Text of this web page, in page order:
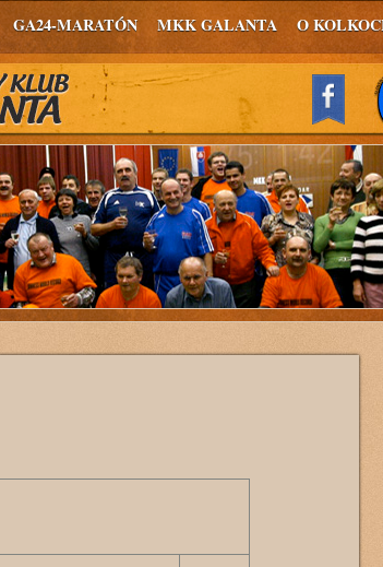
GA24-MARATÓN MKK GALANTA O